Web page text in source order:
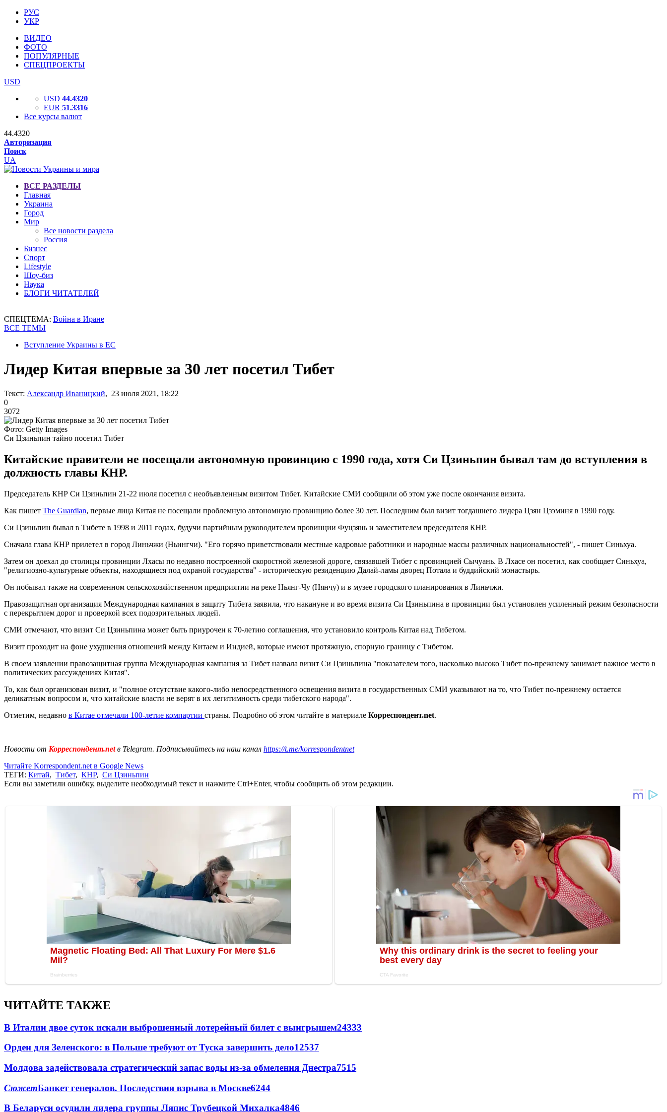
РУС
УКР
ВИДЕО
ФОТО
ПОПУЛЯРНЫЕ
СПЕЦПРОЕКТЫ
USD
USD 44.4320
EUR 51.3316
Все курсы валют
44.4320
Авторизация
Поиск
UA
ВСЕ РАЗДЕЛЫ
Главная
Украина
Город
Мир
Все новости раздела
Россия
Бизнес
Спорт
Lifestyle
Шоу-биз
Наука
БЛОГИ ЧИТАТЕЛЕЙ
СПЕЦТЕМА: Война в Иране
ВСЕ ТЕМЫ
Вступление Украины в ЕС
Лидер Китая впервые за 30 лет посетил Тибет
Текст: Александр Иваницкий, 23 июля 2021, 18:22
0
3072
Фото: Getty Images
Си Цзиньпин тайно посетил Тибет
Китайские правители не посещали автономную провинцию с 1990 года, хотя Си Цзиньпин бывал там до вступления в
должность главы КНР.
Председатель КНР Си Цзиньпин 21-22 июля посетил с необъявленным визитом Тибет. Китайские СМИ сообщили об этом уже после окончания визита.
Как пишет The Guardian, первые лица Китая не посещали проблемную автономную провинцию более 30 лет. Последним был визит тогдашнего лидера Цзян Цзэминя в 1990 году.
Си Цзиньпин бывал в Тибете в 1998 и 2011 годах, будучи партийным руководителем провинции Фуцзянь и заместителем председателя КНР.
Сначала глава КНР прилетел в город Линьчжи (Ньингчи). "Его горячо приветствовали местные кадровые работники и народные массы различных национальностей", - пишет Синьхуа.
Затем он доехал до столицы провинции Лхасы по недавно построенной скоростной железной дороге, связавшей Тибет с провинцией Сычуань. В Лхасе он посетил, как сообщает Синьхуа,
"религиозно-культурные объекты, находящиеся под охраной государства" - историческую резиденцию Далай-ламы дворец Потала и буддийский монастырь.
Он побывал также на современном сельскохозяйственном предприятии на реке Ньянг-Чу (Нянчу) и в музее городского планирования в Линьчжи.
Правозащитная организация Международная кампания в защиту Тибета заявила, что накануне и во время визита Си Цзиньпина в провинции был установлен усиленный режим безопасности
с перекрытием дорог и проверкой всех подозрительных людей.
СМИ отмечают, что визит Си Цзиньпина может быть приурочен к 70-летию соглашения, что установило контроль Китая над Тибетом.
Визит проходит на фоне ухудшения отношений между Китаем и Индией, которые имеют протяжную, спорную границу с Тибетом.
В своем заявлении правозащитная группа Международная кампания за Тибет назвала визит Си Цзиньпина "показателем того, насколько высоко Тибет по-прежнему занимает важное место в
политических рассуждениях Китая".
То, как был организован визит, и "полное отсутствие какого-либо непосредственного освещения визита в государственных СМИ указывают на то, что Тибет по-прежнему остается
деликатным вопросом и, что китайские власти не верят в их легитимность среди тибетского народа".
Отметим, недавно в Китае отмечали 100-летие компартии страны. Подробно об этом читайте в материале Корреспондент.net.
Новости от Корреспондент.netв Telegram. Подписывайтесь на наш канал https://t.me/korrespondentnet
Читайте Korrespondent.net в Google News
ТЕГИ: Китай, Тибет, КНР, Си Цзиньпин
Если вы заметили ошибку, выделите необходимый текст и нажмите Ctrl+Enter, чтобы сообщить об этом редакции.
ЧИТАЙТЕ ТАКЖЕ
В Италии двое суток искали выброшенный лотерейный билет с выигрышем24333
Орден для Зеленского: в Польше требуют от Туска завершить дело12537
Молдова задействовала стратегический запас воды из-за обмеления Днестра7515
СюжетБанкет генералов. Последствия взрыва в Москве6244
В Беларуси осудили лидера группы Ляпис Трубецкой Михалка4846